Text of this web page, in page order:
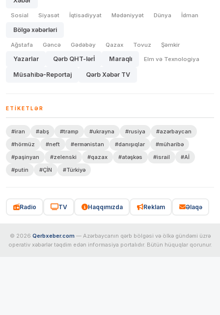
Sosial Siyasət İqtisadiyyat Mədəniyyət Dünya İdman
Bölgə xəbərləri
Ağstafa Gəncə Gədəbəy Qazax Tovuz Şəmkir
Yazarlar Qərb QHT-lərİ Maraqlı Elm və Texnologiya
Müsahibə-Reportaj Qərb Xəbər TV
ETIKETLƏR
#iran #abş #tramp #ukrayna #rusiya
#azərbaycan
#hörmüz
#neft #ermənistan #danışıqlar
#müharibə
#paşinyan
#zelenski #qazax #atəşkəs #israil
#Aİ
#putin
#ÇİN #Türkiyə
Radio TV Haqqımızda Reklam Əlaqə
© 2026 Qerbxeber.com — Azərbaycanın qərb bölgəsi və ölkə gündəmi üzrə
operativ xəbərlər təqdim edən informasiya portalıdır. Bütün hüquqlar qorunur.